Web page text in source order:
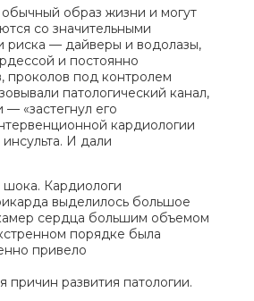
образ жизни и могут
со значительными
риска — дайверы и водолазы,
и постоянно
проколов под контролем
патологический канал,
«застегнул его
кардиологии
И дали
шока. Кардиологи
выделилось большое
сердца большим объемом
порядке была
привело
развития патологии.